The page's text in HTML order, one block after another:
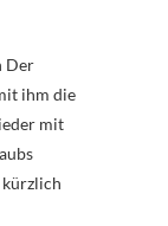
ihm die
mit
kürzlich